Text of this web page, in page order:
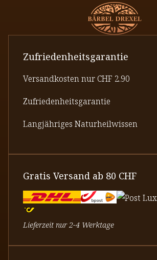
Zufriedenheitsgarantie
Versandkosten nur CHF 2.90
Zufriedenheitsgarantie
Langjähriges Naturheilwissen
Gratis Versand ab 80 CHF
Lieferzeit nur 2-4 Werktage